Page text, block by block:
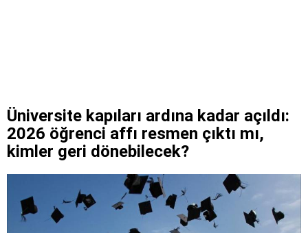
Üniversite kapıları ardına kadar açıldı:
2026 öğrenci affı resmen çıktı mı,
kimler geri dönebilecek?